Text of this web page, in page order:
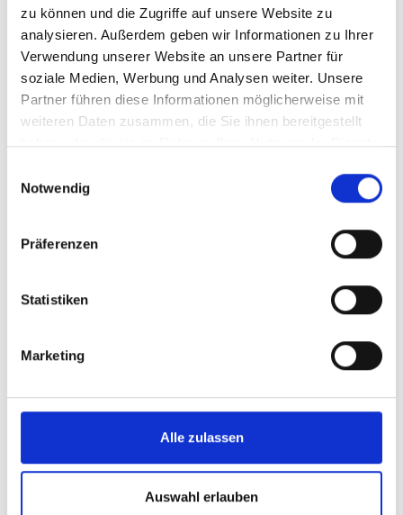
zu können und die Zugriffe auf unsere Website zu
analysieren. Außerdem geben wir Informationen zu Ihrer
Verwendung unserer Website an unsere Partner für
soziale Medien, Werbung und Analysen weiter. Unsere
Partner führen diese Informationen möglicherweise mit
weiteren Daten zusammen, die Sie ihnen bereitgestellt
haben oder die sie im Rahmen Ihrer Nutzung der Dienste
Notwendig
Präferenzen
Statistiken
Marketing
Alle zulassen
Auswahl erlauben
Karte & Höhenprofil
Impressionen